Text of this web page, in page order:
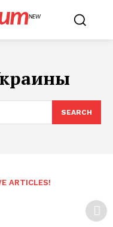
NEW
SEARCH
ARTICLES!